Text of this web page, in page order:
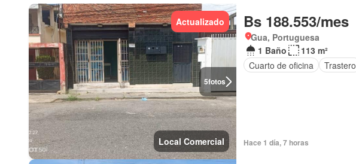
5fotos
Actualizado
Local Comercial
Bs 188.553/mes
Gua, Portuguesa
1 Baño
113 m²
Cuarto de oficina
Trastero
Hace 1 día, 7 horas